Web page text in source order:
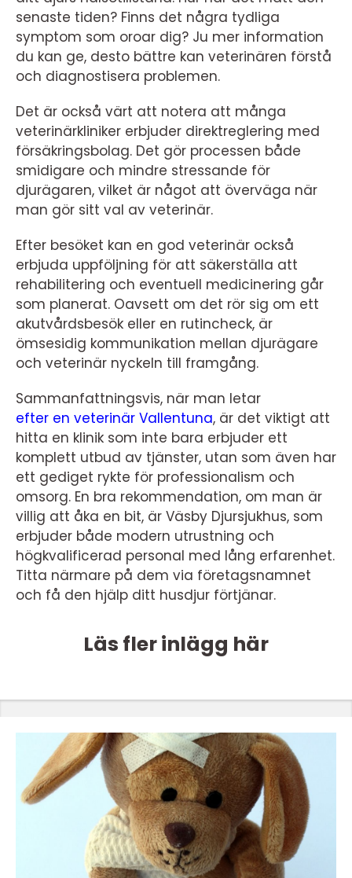
senaste tiden? Finns det några tydliga
symptom som oroar dig? Ju mer information
du kan ge, desto bättre kan veterinären förstå
och diagnostisera problemen.
Det är också värt att notera att många
veterinärkliniker erbjuder direktreglering med
försäkringsbolag. Det gör processen både
smidigare och mindre stressande för
djurägaren, vilket är något att överväga när
man gör sitt val av veterinär.
Efter besöket kan en god veterinär också
erbjuda uppföljning för att säkerställa att
rehabilitering och eventuell medicinering går
som planerat. Oavsett om det rör sig om ett
akutvårdsbesök eller en rutincheck, är
ömsesidig kommunikation mellan djurägare
och veterinär nyckeln till framgång.
Sammanfattningsvis, när man letar
efter en veterinär Vallentuna, är det viktigt att
hitta en klinik som inte bara erbjuder ett
komplett utbud av tjänster, utan som även har
ett gediget rykte för professionalism och
omsorg. En bra rekommendation, om man är
villig att åka en bit, är Väsby Djursjukhus, som
erbjuder både modern utrustning och
högkvalificerad personal med lång erfarenhet.
Titta närmare på dem via företagsnamnet
och få den hjälp ditt husdjur förtjänar.
Läs fler inlägg här